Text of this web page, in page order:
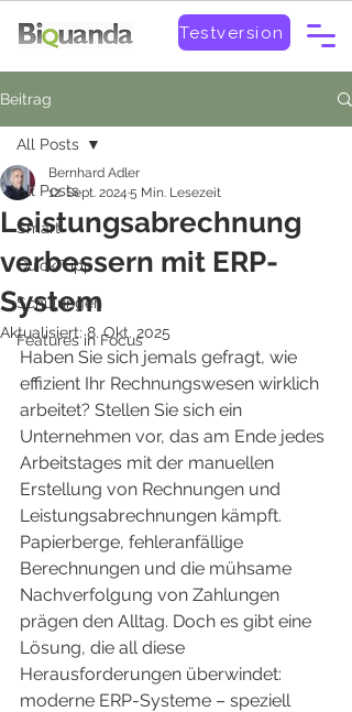
Testversion
Beitrag
All Posts
Smart
Quick-Tipp
Schulungen
Features in Focus
All Posts
Leistungsabrechnung
verbessern mit ERP-
System
Bernhard Adler
12. Sept. 2024 5 Min. Lesezeit
Aktualisiert:8. Okt. 2025
Haben Sie sich jemals gefragt, wie
effizient Ihr Rechnungswesen wirklich
arbeitet? Stellen Sie sich ein
Unternehmen vor, das am Ende jedes
Arbeitstages mit der manuellen
Erstellung von Rechnungen und
Leistungsabrechnungen kämpft.
Papierberge, fehleranfällige
Berechnungen und die mühsame
Nachverfolgung von Zahlungen
prägen den Alltag. Doch es gibt eine
Lösung, die all diese
Herausforderungen überwindet:
moderne ERP-Systeme – speziell